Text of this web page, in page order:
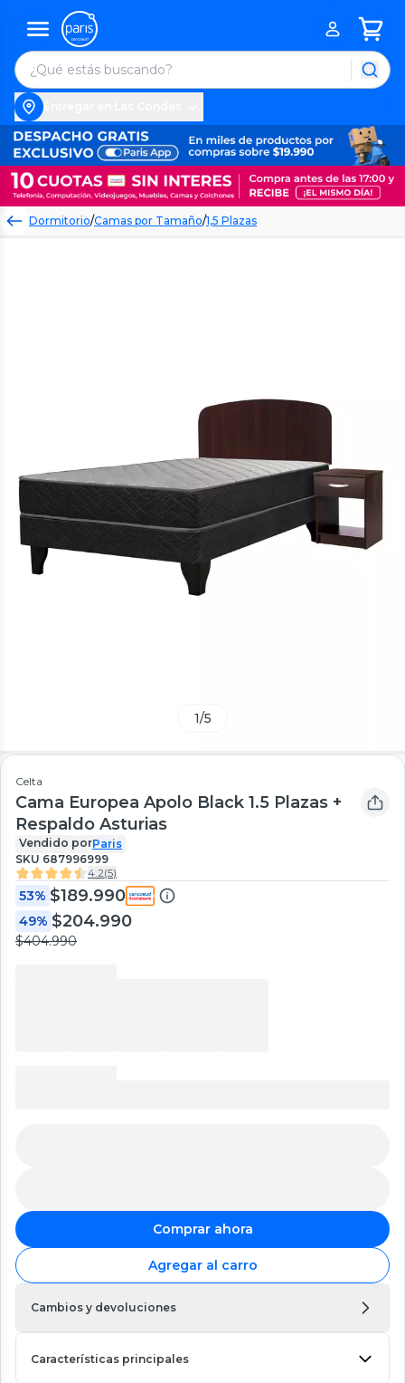
Dormitorio/Camas por Tamaño/1,5 Plazas
1/5
Celta
Cama Europea Apolo Black 1.5 Plazas +
Respaldo Asturias
Vendido porParis
SKU 687996999
4.2(5)
53% $189.990
49% $204.990
$404.990
Comprar ahora
Agregar al carro
Cambios y devoluciones
Características principales